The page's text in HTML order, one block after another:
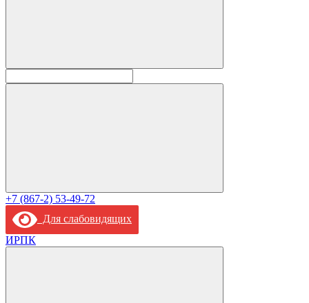
+7 (867-2) 53-49-72
Для слабовидящих
ИРПК